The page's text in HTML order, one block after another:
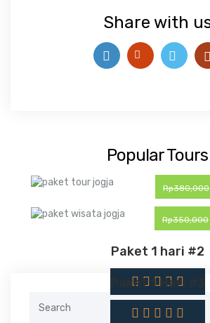
Share with
Popular Tours
Rp380,000
Paket 1 hari #2
Rp350,000
Paket 1 Hari #3